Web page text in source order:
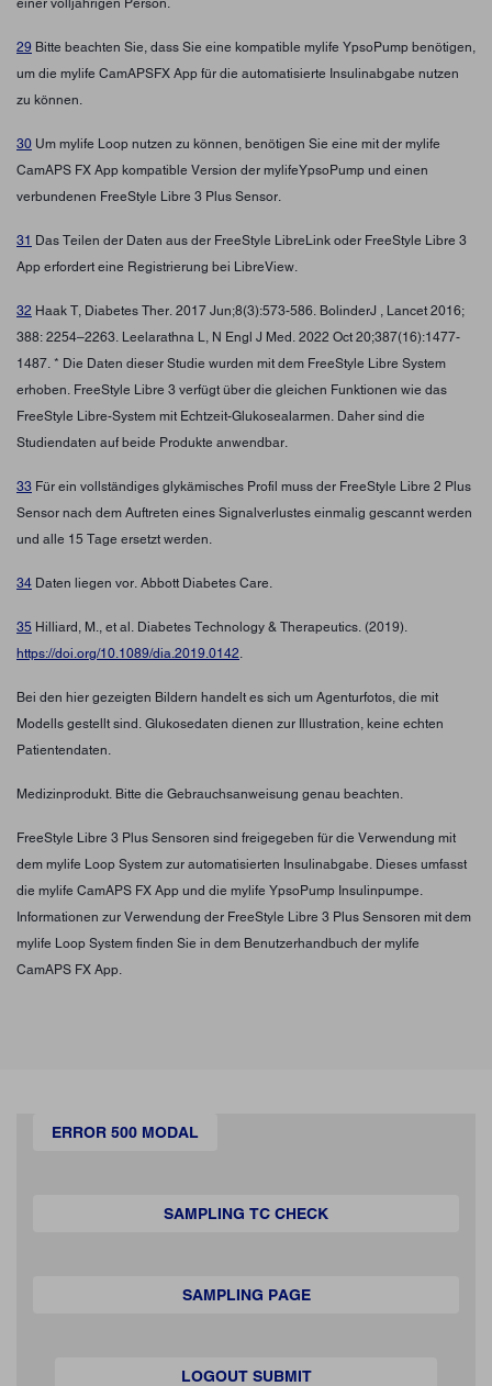
einer volljährigen Person.
29 Bitte beachten Sie, dass Sie eine kompatible mylife YpsoPump benötigen,
um die mylife CamAPSFX App für die automatisierte Insulinabgabe nutzen
zu können.
30 Um mylife Loop nutzen zu können, benötigen Sie eine mit der mylife
CamAPS FX App kompatible Version der mylifeYpsoPump und einen
verbundenen FreeStyle Libre 3 Plus Sensor.
31 Das Teilen der Daten aus der FreeStyle LibreLink oder FreeStyle Libre 3
App erfordert eine Registrierung bei LibreView.
32 Haak T, Diabetes Ther. 2017 Jun;8(3):573-586. BolinderJ , Lancet 2016;
388: 2254–2263. Leelarathna L, N Engl J Med. 2022 Oct 20;387(16):1477-
1487. * Die Daten dieser Studie wurden mit dem FreeStyle Libre System
erhoben. FreeStyle Libre 3 verfügt über die gleichen Funktionen wie das
FreeStyle Libre-System mit Echtzeit-Glukosealarmen. Daher sind die
Studiendaten auf beide Produkte anwendbar.
33 Für ein vollständiges glykämisches Profil muss der FreeStyle Libre 2 Plus
Sensor nach dem Auftreten eines Signalverlustes einmalig gescannt werden
und alle 15 Tage ersetzt werden.
34 Daten liegen vor. Abbott Diabetes Care.
35 Hilliard, M., et al. Diabetes Technology & Therapeutics. (2019).
https://doi.org/10.1089/dia.2019.0142.
Bei den hier gezeigten Bildern handelt es sich um Agenturfotos, die mit
Modells gestellt sind. Glukosedaten dienen zur Illustration, keine echten
Patientendaten.
Medizinprodukt. Bitte die Gebrauchsanweisung genau beachten.
FreeStyle Libre 3 Plus Sensoren sind freigegeben für die Verwendung mit
dem mylife Loop System zur automatisierten Insulinabgabe. Dieses umfasst
die mylife CamAPS FX App und die mylife YpsoPump Insulinpumpe.
Informationen zur Verwendung der FreeStyle Libre 3 Plus Sensoren mit dem
mylife Loop System finden Sie in dem Benutzerhandbuch der mylife
CamAPS FX App.
ERROR 500 MODAL
SAMPLING TC CHECK
SAMPLING PAGE
LOGOUT SUBMIT